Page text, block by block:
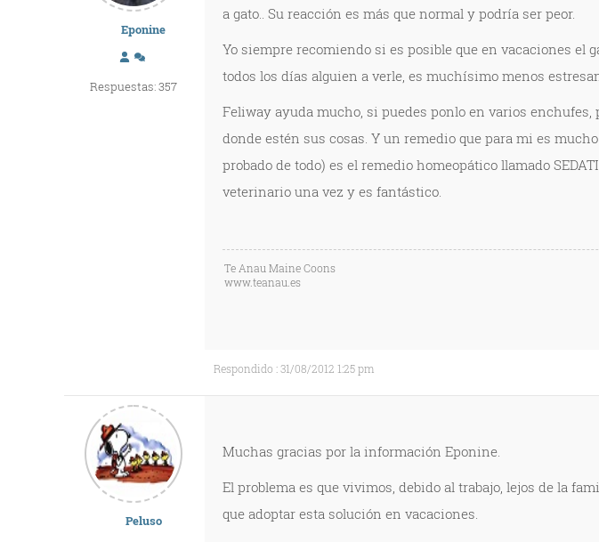
Eponine
Respuestas: 357
a gato.. Su reacción es más que normal y podría ser peor.
Yo siempre recomiendo si es posible que en vacaciones el
todos los días alguien a verle, es muchísimo menos
Feliway ayuda mucho, si puedes ponlo en varios
donde estén sus cosas. Y un remedio que para mi es
probado de todo) es el remedio homeopático llamado
veterinario una vez y es fantástico.
Te Anau Maine Coons
www.teanau.es
Respondido : 31/08/2012 1:25 pm
Peluso
Muchas gracias por la información Eponine.
El problema es que vivimos, debido al trabajo, lejos de la
que adoptar esta solución en vacaciones.